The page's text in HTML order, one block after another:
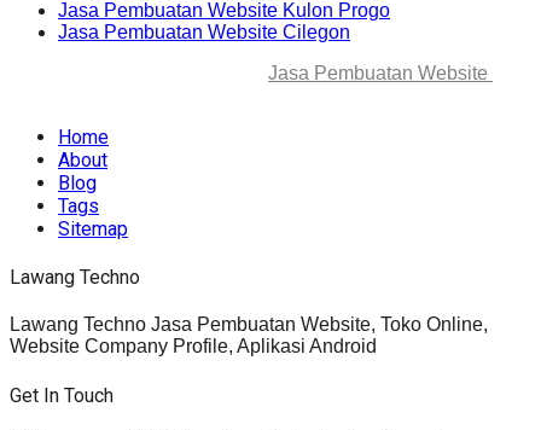
Jasa Pembuatan Website Kulon Progo
Jasa Pembuatan Website Cilegon
Jasa Pembuatan Website
Home
About
Blog
Tags
Sitemap
Lawang Techno
Lawang Techno Jasa Pembuatan Website, Toko Online,
Website Company Profile, Aplikasi Android
Get In Touch